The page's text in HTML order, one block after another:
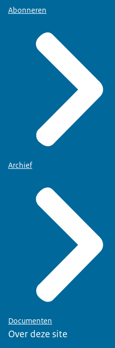
Abonneren
Archief
Documenten
Over deze site